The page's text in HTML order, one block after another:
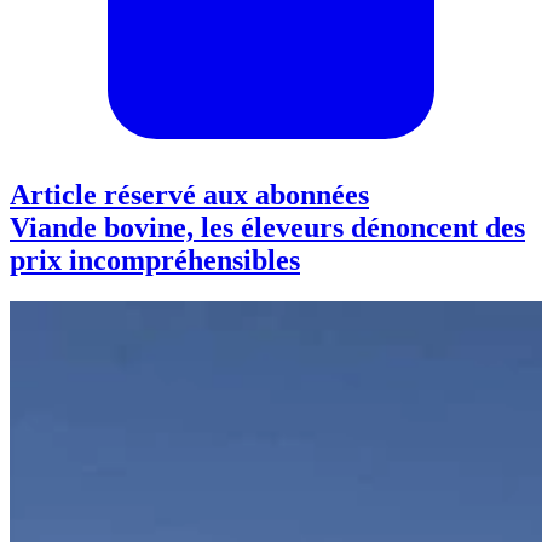
Article réservé aux abonnées
Viande bovine, les éleveurs dénoncent des
prix incompréhensibles